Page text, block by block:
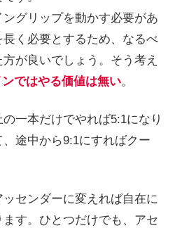
グリップを動かす必要があ
く必要とするため、なるべ
が良いでしょう。そう考え
ではやる価値は無い。
一本だけでやれば5:1になり
途中から9:1にすればクー
センダーに変えれば自在に
す。ひとつだけでも、アセ